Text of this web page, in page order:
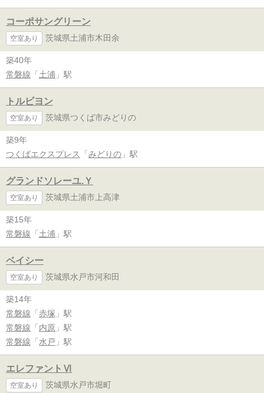
コーポサングリーン
空室あり 茨城県土浦市木田余
築40年
常磐線 「 土浦 」駅
トルビヨン
空室あり 茨城県つくば市みどりの
築9年
つくばエクスプレス
「 みどりの 」駅
グランドソレーユ.Ｙ
空室あり 茨城県土浦市上高津
築15年
常磐線 「 土浦 」駅
ベイシー
空室あり 茨城県水戸市河和田
築14年
常磐線 「 赤塚 」駅
常磐線 「 内原 」駅
常磐線 「 水戸 」駅
エレファントⅥ
空室あり 茨城県水戸市堀町